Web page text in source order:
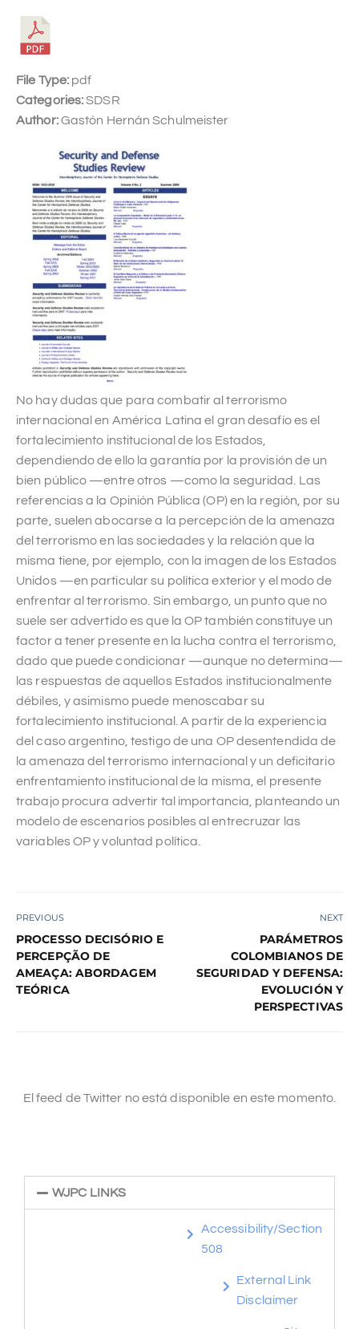
No hay dudas que para combatir al terrorismo
internacional en América Latina el gran desafío es el
fortalecimiento institucional de los Estados,
dependiendo de ello la garantía por la provisión de un
bien público —entre otros —como la seguridad. Las
referencias a la Opinión Pública (OP) en la región, por su
parte, suelen abocarse a la percepción de la amenaza
del terrorismo en las sociedades y la relación que la
misma tiene, por ejemplo, con la imagen de los Estados
Unidos —en particular su política exterior y el modo de
enfrentar al terrorismo. Sin embargo, un punto que no
suele ser advertido es que la OP también constituye un
factor a tener presente en la lucha contra el terrorismo,
dado que puede condicionar —aunque no determina—
las respuestas de aquellos Estados institucionalmente
débiles, y asimismo puede menoscabar su
fortalecimiento institucional. A partir de la experiencia
del caso argentino, testigo de una OP desentendida de
la amenaza del terrorismo internacional y un deficitario
enfrentamiento institucional de la misma, el presente
trabajo procura advertir tal importancia, planteando un
modelo de escenarios posibles al entrecruzar las
variables OP y voluntad política.
File Type: pdf
Categories:SDSR
Author:Gastón Hernán Schulmeister
PREVIOUS
PROCESSO DECISÓRIO E
PERCEPÇÃO DE
AMEAÇA: ABORDAGEM
TEÓRICA
NEXT
PARÁMETROS
COLOMBIANOS DE
SEGURIDAD Y DEFENSA:
EVOLUCIÓN Y
PERSPECTIVAS
El feed de Twitter no está disponible en este momento.
WJPC LINKS
Accessibility/Section
508
External Link
Disclaimer